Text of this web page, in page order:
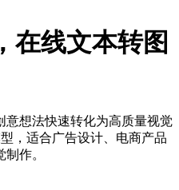
在线文本转图
意想法快速转化为高质量视觉
，适合广告设计、电商产品
作。